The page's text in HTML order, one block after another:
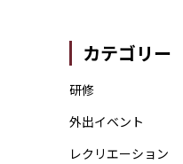
カテゴリー
研修
外出イベント
レクリエーション